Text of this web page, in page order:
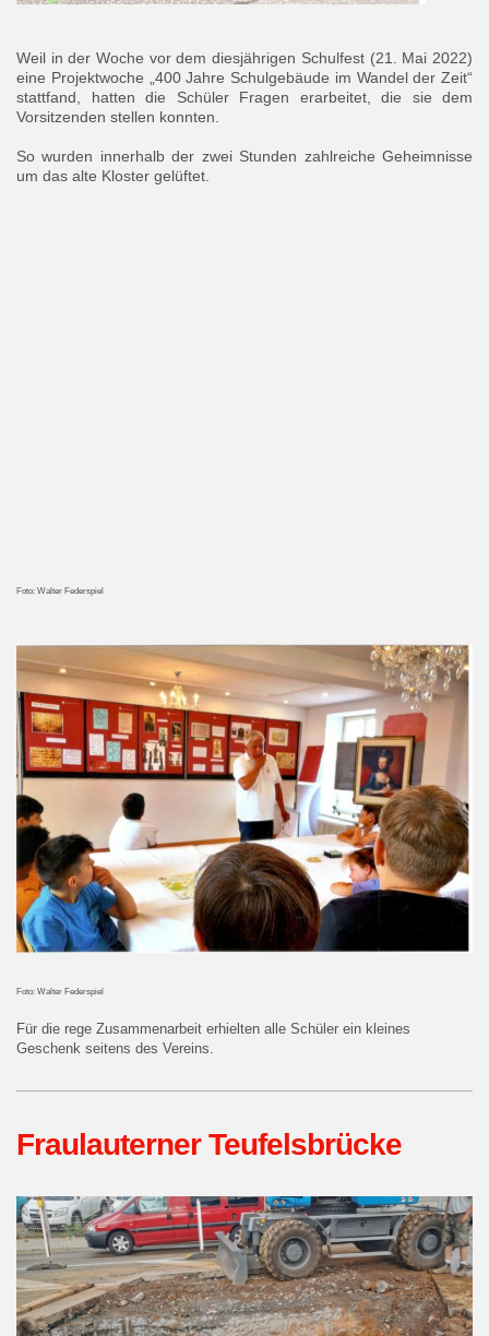
Weil in der Woche vor dem diesjährigen Schulfest (21. Mai 2022)
eine Projektwoche „400 Jahre Schulgebäude im Wandel der Zeit“
stattfand, hatten die Schüler Fragen erarbeitet, die sie dem
Vorsitzenden stellen konnten.
So wurden innerhalb der zwei Stunden zahlreiche Geheimnisse
um das alte Kloster gelüftet.
Foto: Walter Federspiel
Foto: Walter Federspiel
Für die rege Zusammenarbeit erhielten alle Schüler ein kleines
Geschenk seitens des Vereins.
Fraulauterner Teufelsbrücke